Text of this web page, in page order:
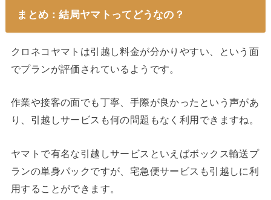
まとめ：結局ヤマトってどうなの？
クロネコヤマトは引越し料金が分かりやすい、という面
でプランが評価されているようです。
作業や接客の面でも丁寧、手際が良かったという声があ
り、引越しサービスも何の問題もなく利用できますね。
ヤマトで有名な引越しサービスといえばボックス輸送プ
ランの単身パックですが、宅急便サービスも引越しに利
用することができます。